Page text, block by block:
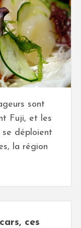
sont
Fuji, et les
se déploient
la région
ces